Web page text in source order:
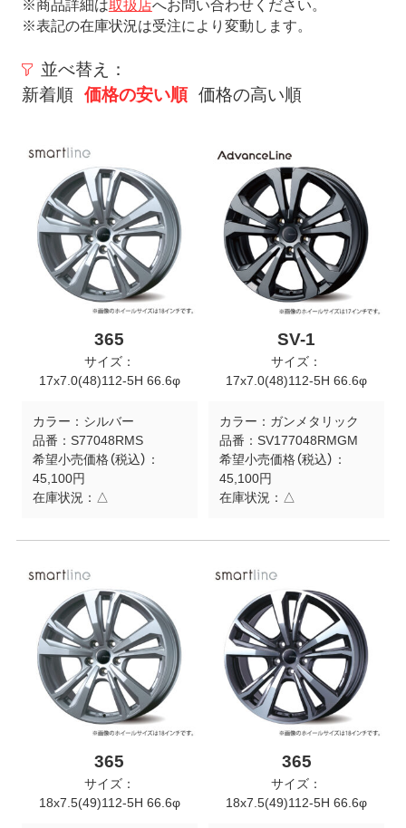
※商品詳細は取扱店へお問い合わせください。
※表記の在庫状況は受注により変動します。
並べ替え：
新着順 価格の安い順 価格の高い順
365
サイズ：
17x7.0(48)112-5H 66.6φ
カラー： シルバー
品番： S77048RMS
希望小売価格（税込）：
45,100円
在庫状況： △
SV-1
サイズ：
17x7.0(48)112-5H 66.6φ
カラー： ガンメタリック
品番： SV177048RMGM
希望小売価格（税込）：
45,100円
在庫状況： △
365
サイズ：
18x7.5(49)112-5H 66.6φ
365
サイズ：
18x7.5(49)112-5H 66.6φ